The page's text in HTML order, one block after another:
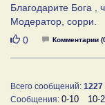
Благодарите Бога ,
Модератор, сорри.
Нравится
0 Комментарии
Всего сообщений: 1227
Сообщения: 0-10 10-